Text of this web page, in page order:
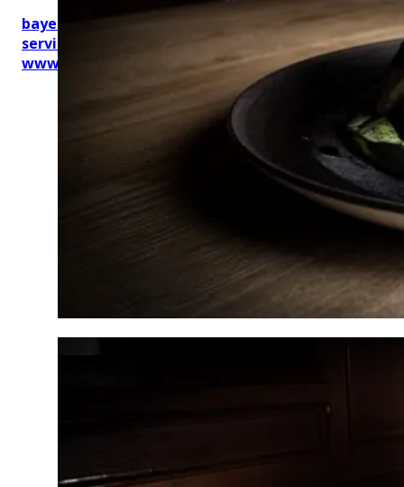
bayerischekueche@btg-
service.de
www.btg-service.de